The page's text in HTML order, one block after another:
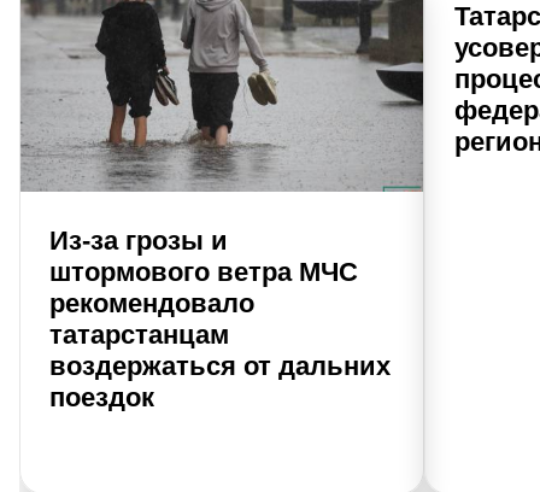
Из-за грозы и
штормового ветра МЧС
рекомендовало
татарстанцам
воздержаться от дальних
поездок